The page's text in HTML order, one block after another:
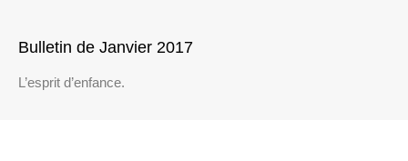
Bulletin de Janvier 2017
L’esprit d’enfance.